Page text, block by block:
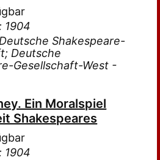
1904
Shakespeare-
Deutsche
Gesellschaft-West -
Ein Moralspiel
Shakespeares
1904